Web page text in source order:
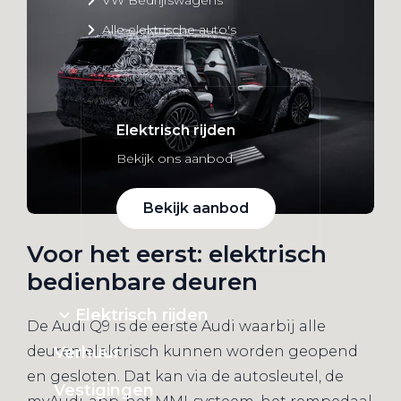
Alle elektrische auto's
Elektrisch rijden
Bekijk ons aanbod
Bekijk aanbod
Elektrisch rijden
Verhuur
Vestigingen
Voor het eerst: elektrisch
bedienbare deuren
De Audi Q9 is de eerste Audi waarbij alle
deuren elektrisch kunnen worden geopend
en gesloten. Dat kan via de autosleutel, de